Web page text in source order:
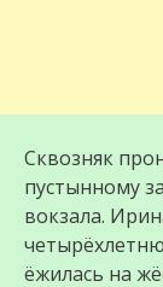
Сквозняк
пустынному
вокзала.
ёжилась на